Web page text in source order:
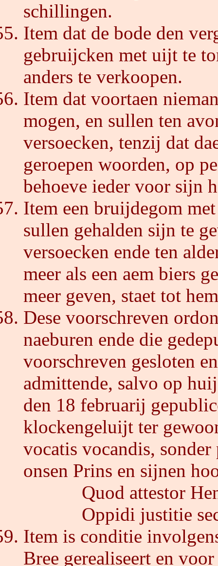
schillingen.
Item dat de bode den
gebruijcken met uijt te
anders te verkoopen.
Item dat voortaen
mogen, en sullen ten
versoecken, tenzij dat
geroepen woorden, op
behoeve ieder voor sijn
Item een bruijdegom
sullen gehalden sijn te
versoecken ende ten
meer als een aem biers
meer geven, staet tot
Dese voorschreven
naeburen ende die
voorschreven gesloten
admittende, salvo op
den 18 februarij
klockengeluijt ter
vocatis vocandis,
onsen Prins en sijnen
Quod attestor
Oppidi justitie
Item is conditie
Bree gerealiseert en